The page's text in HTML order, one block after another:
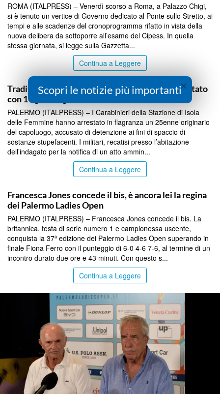
ROMA (ITALPRESS) – Venerdì scorso a Roma, a Palazzo Chigi,
si è tenuto un vertice di Governo dedicato al Ponte sullo Stretto, ai
tempi e alle scadenze del cronoprogramma rifatto in vista della
nuova delibera da sottoporre all’esame del Cipess. In quella
stessa giornata, si legge sulla Gazzetta...
Continua a Leggere
SICILIA BY ITALPRESS
Tradito dall’odore della marijuana, 25enne arrestato
con 1 kg di droga nel Palermitano
PALERMO (ITALPRESS) – I Carabinieri della Stazione di Isola
delle Femmine hanno arrestato in flagranza un 25enne originario
del capoluogo, accusato di detenzione ai fini di spaccio di
sostanze stupefacenti. I militari, recatisi presso l’abitazione
dell’indagato per la notifica di un atto ammin...
Continua a Leggere
Francesca Jones concede il bis, è ancora lei la regina
dei Palermo Ladies Open
PALERMO (ITALPRESS) – Francesca Jones concede il bis. La
britannica, testa di serie numero 1 e campionessa uscente,
conquista la 37ª edizione dei Palermo Ladies Open superando in
finale Fiona Ferro con il punteggio di 6-0 4-6 7-6, al termine di un
incontro durato due ore e 43 minuti. Con questo s...
Continua a Leggere
×
Scopri le notizie più importanti